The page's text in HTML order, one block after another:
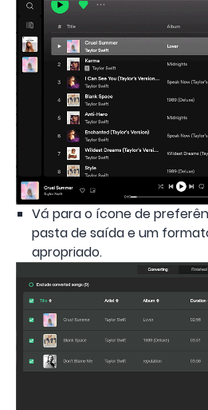
Vá para o ícone de
pasta de saída e um
apropriado.